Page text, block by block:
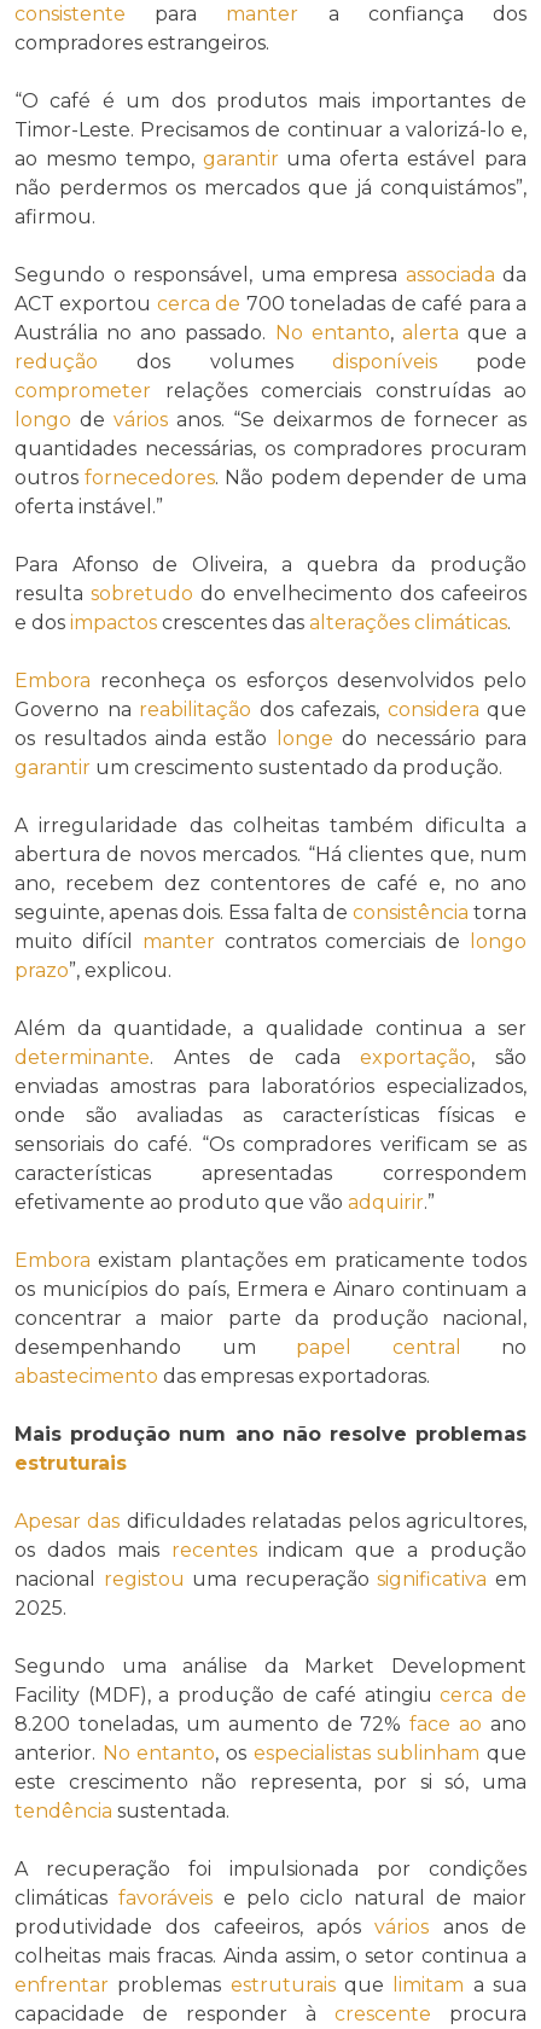
consistente para manter a confiança dos
compradores estrangeiros.
“O café é um dos produtos mais importantes de
Timor-Leste. Precisamos de continuar a valorizá-lo e,
ao mesmo tempo, garantiruma oferta estável para
não perdermos os mercados que já conquistámos”,
afirmou.
Segundo o responsável, uma empresa associada da
ACT exportou cerca de 700 toneladas de café para a
Austrália no ano passado. No entanto, alerta que a
redução dos volumes disponíveispode
comprometer relações comerciais construídas ao
longo de vários anos. “Se deixarmos de fornecer as
quantidades necessárias, os compradores procuram
outrosfornecedores. Não podem depender de uma
oferta instável.”
Para Afonso de Oliveira, a quebra da produção
resulta sobretudo do envelhecimento dos cafeeiros
e dos impactos crescentes das alterações climáticas.
Embora reconheça os esforços desenvolvidos pelo
Governo na reabilitação dos cafezais, considera que
os resultados ainda estão
longe do necessário para
garantir um crescimento sustentado da produção.
A irregularidade das colheitas também dificulta a
abertura de novos mercados. “Há clientes que, num
ano, recebem dez contentores de café e, no ano
seguinte, apenas dois. Essa falta de consistência torna
muito difícil mantercontratos comerciais de
longo
prazo”, explicou.
Além da quantidade, a qualidade continua a ser
determinante. Antes de cadaexportação, são
enviadas amostras para laboratórios especializados,
onde são avaliadas as características físicas e
sensoriais do café. “Os compradores verificam se as
características apresentadas correspondem
efetivamente ao produto que vão adquirir.”
Embora existam plantações em praticamente todos
os municípios do país, Ermera e Ainaro continuam a
concentrar a maior parte da produção nacional,
desempenhando um papel central
no
abastecimento das empresas exportadoras.
Mais produção num ano não resolve problemas
estruturais
Apesar das dificuldades relatadas pelos agricultores,
os dados mais recentesindicam que a produção
nacional registou uma recuperaçãosignificativa em
2025.
Segundo uma análise da Market Development
Facility (MDF), a produção de café atingiucerca de
8.200 toneladas, um aumento de 72%face ao ano
anterior. No entanto, os especialistas sublinham que
este crescimento não representa, por si só, uma
tendência sustentada.
A recuperação foi impulsionada por condições
climáticas favoráveise pelo ciclo natural de maior
produtividade dos cafeeiros, apósvários anos de
colheitas mais fracas. Ainda assim, o setor continua a
enfrentar problemas estruturaisque limitam a sua
capacidade de responder à crescente procura